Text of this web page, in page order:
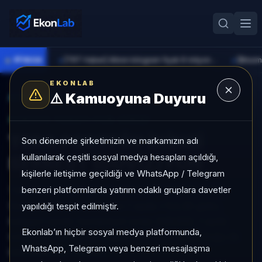
EKONLAB
⚠️Kamuoyuna Duyuru
Son dönemde şirketimizin ve markamızın adı
kullanılarak çeşitli sosyal medya hesapları açıldığı,
kişilerle iletişime geçildiği ve WhatsApp / Telegram
benzeri platformlarda yatırım odaklı gruplara davetler
yapıldığı tespit edilmiştir.
Ekonlab’ın hiçbir sosyal medya platformunda,
WhatsApp, Telegram veya benzeri mesajlaşma
● PİYASA
AI Fon Radar Serbest
SUNUCU TARAFI FON GIRIŞI
TERA PORTFÖY İKİNCİ
SERBEST (DÖVİZ) FON
TERA PORTFÖY İKİNCİ SERBEST (DÖVİZ) FON,
Serbest kategorisinde son 1 ayda +%2,30 getiri,
volatilitesi %0,92 ve Yoğun KAP KAP yoğunluğu ile
izlenebilen bir fondur.